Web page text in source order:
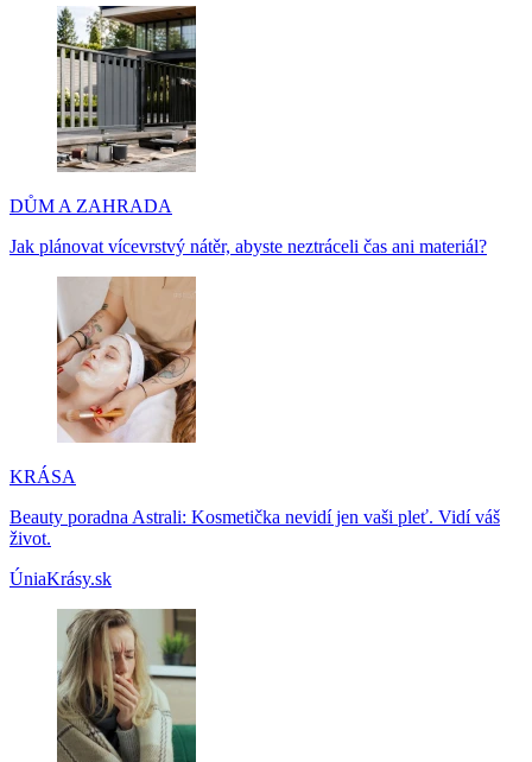
DŮM A ZAHRADA
Jak plánovat vícevrstvý nátěr, abyste neztráceli čas ani materiál?
KRÁSA
Beauty poradna Astrali: Kosmetička nevidí jen vaši pleť. Vidí váš
život.
ÚniaKrásy.sk